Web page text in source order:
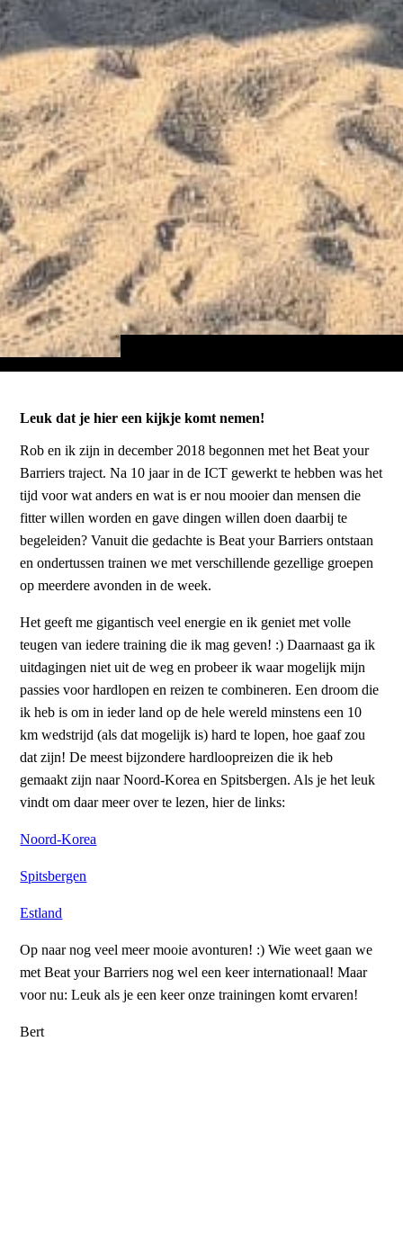
Leuk dat je hier een kijkje komt nemen!
Rob en ik zijn in december 2018 begonnen met het Beat your
Barriers traject. Na 10 jaar in de ICT gewerkt te hebben was het
tijd voor wat anders en wat is er nou mooier dan mensen die
fitter willen worden en gave dingen willen doen daarbij te
begeleiden? Vanuit die gedachte is Beat your Barriers ontstaan
en ondertussen trainen we met verschillende gezellige groepen
op meerdere avonden in de week.
Het geeft me gigantisch veel energie en ik geniet met volle
teugen van iedere training die ik mag geven! :) Daarnaast ga ik
uitdagingen niet uit de weg en probeer ik waar mogelijk mijn
passies voor hardlopen en reizen te combineren. Een droom die
ik heb is om in ieder land op de hele wereld minstens een 10
km wedstrijd (als dat mogelijk is) hard te lopen, hoe gaaf zou
dat zijn! De meest bijzondere hardloopreizen die ik heb
gemaakt zijn naar Noord-Korea en Spitsbergen. Als je het leuk
vindt om daar meer over te lezen, hier de links:
Noord-Korea
Spitsbergen
Estland
Op naar nog veel meer mooie avonturen! :) Wie weet gaan we
met Beat your Barriers nog wel een keer internationaal! Maar
voor nu: Leuk als je een keer onze trainingen komt ervaren!
Bert